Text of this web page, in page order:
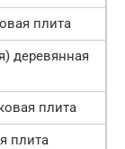
плита
деревянная
плита
плита